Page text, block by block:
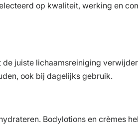
op kwaliteit, werking en
juiste lichaamsreiniging
ook bij dagelijks gebruik.
Bodylotions en crèmes